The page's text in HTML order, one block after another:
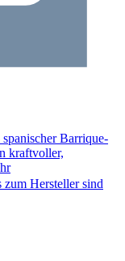
Barrique-
kraftvoller,
zum Hersteller sind